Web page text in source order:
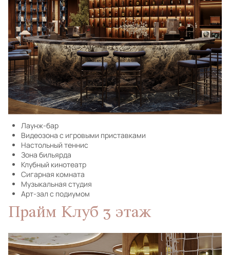
Лаунж-бар
Видеозона с игровыми приставками
Настольный теннис
Зона бильярда
Клубный кинотеатр
Сигарная комната
Музыкальная студия
Арт-зал с подиумом
Прайм Клуб 3 этаж